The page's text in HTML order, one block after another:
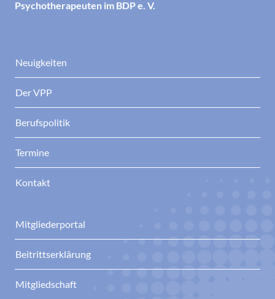
Psychotherapeuten im BDP e. V.
Neuigkeiten
Der VPP
Berufspolitik
Termine
Kontakt
Mitgliederportal
Beitrittserklärung
Mitgliedschaft